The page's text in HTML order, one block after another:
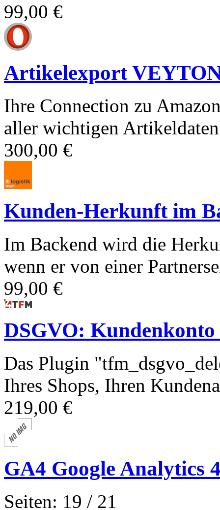
99,00 €
Artikelexport
Ihre Connection zu
aller wichtigen
300,00 €
Kunden-Herkunft im
Im Backend wird die
wenn er von einer
99,00 €
DSGVO: Kundenkonto
Das Plugin
Ihres Shops, Ihren
219,00 €
GA4 Google Analytics
Seiten: 19 / 21